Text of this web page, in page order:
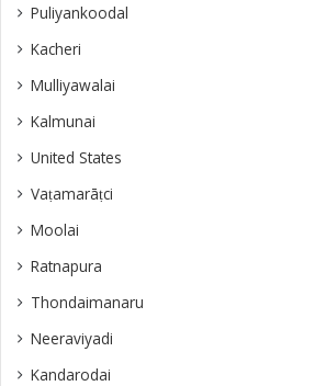
Puliyankoodal
Kacheri
Mulliyawalai
Kalmunai
United States
Vaṭamarāṭci
Moolai
Ratnapura
Thondaimanaru
Neeraviyadi
Kandarodai